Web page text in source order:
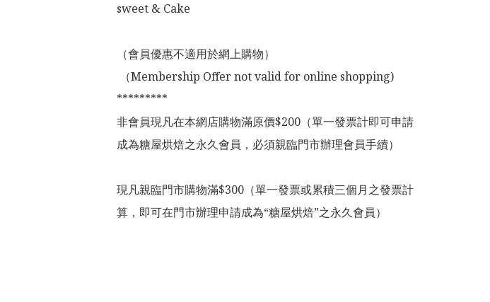
sweet & Cake
（會員優惠不適用於網上購物）
*********
非會員現凡在本網店購物滿原價$200（單一發票計即可申請
成為糖屋烘焙之永久會員，必須親臨門市辦理會員手續）
現凡親臨門市購物滿$300（單一發票或累積三個月之發票計
算，即可在門市辦理申請成為“糖屋烘焙”之永久會員）